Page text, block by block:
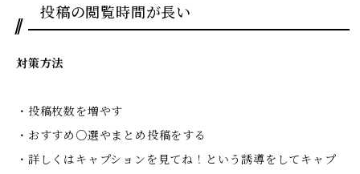
投稿の閲覧時間が長い
対策方法
・投稿枚数を増やす
・おすすめ○選やまとめ投稿をする
・詳しくはキャプションを見てね！という誘導をしてキャプ